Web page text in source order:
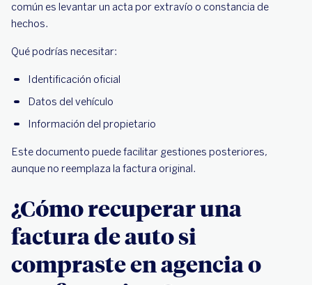
común es levantar un acta por extravío o constancia de
hechos.
Qué podrías necesitar:
Identificación oficial
Datos del vehículo
Información del propietario
Este documento puede facilitar gestiones posteriores,
aunque no reemplaza la factura original.
¿Cómo recuperar una
factura de auto si
compraste en agencia o